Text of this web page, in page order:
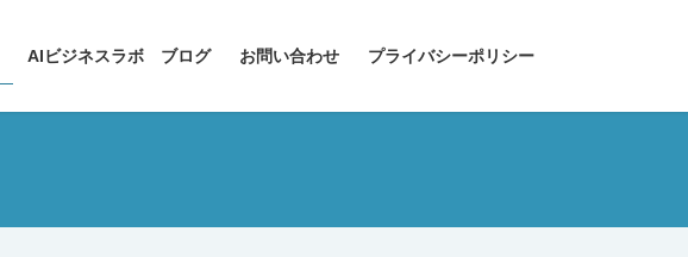
AIビジネスラボ ブログ お問い合わせ プライバシーポリシー